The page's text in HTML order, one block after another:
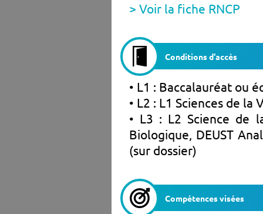
> Voir la fiche RNCP
Conditions d'accès
• L1 : Baccalauréat ou
• L2 : L1 Sciences de la
• L3 : L2 Science de
Biologique, DEUST
(sur dossier)
Compétences visées